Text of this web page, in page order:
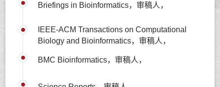
Briefings in Bioinformatics，审稿人，
IEEE-ACM Transactions on Computational
Biology and Bioinformatics，审稿人，
BMC Bioinformatics，审稿人，